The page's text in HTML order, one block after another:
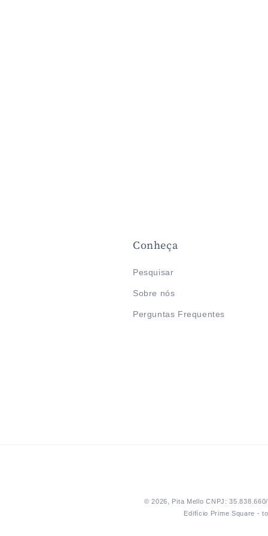
Conheça
Pesquisar
Sobre nós
Perguntas Frequentes
© 2026, Pita Mello CNPJ:
Edifício Prime Square -